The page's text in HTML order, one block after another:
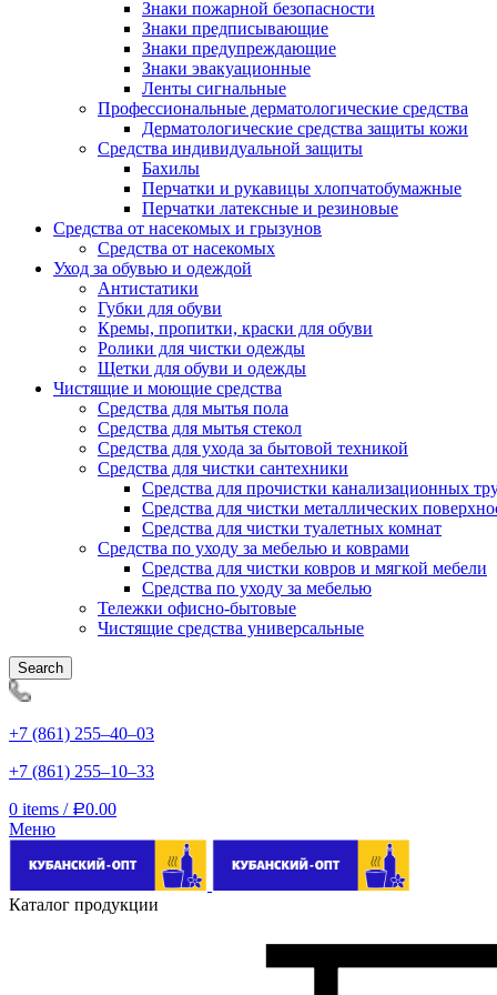
Знаки пожарной безопасности
Знаки предписывающие
Знаки предупреждающие
Знаки эвакуационные
Ленты сигнальные
Профессиональные дерматологические средства
Дерматологические средства защиты кожи
Средства индивидуальной защиты
Бахилы
Перчатки и рукавицы хлопчатобумажные
Перчатки латексные и резиновые
Средства от насекомых и грызунов
Средства от насекомых
Уход за обувью и одеждой
Антистатики
Губки для обуви
Кремы, пропитки, краски для обуви
Ролики для чистки одежды
Щетки для обуви и одежды
Чистящие и моющие средства
Средства для мытья пола
Средства для мытья стекол
Средства для ухода за бытовой техникой
Средства для чистки сантехники
Средства для прочистки канализационных
Средства для чистки металлических
Средства для чистки туалетных комнат
Средства по уходу за мебелью и коврами
Средства для чистки ковров и мягкой мебели
Средства по уходу за мебелью
Тележки офисно-бытовые
Чистящие средства универсальные
Search
+7 (861) 255‒40‒03
+7 (861) 255‒10‒33
0 items / Р0.00
Меню
Каталог продукции